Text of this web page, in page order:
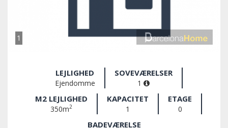
1
LEJLIGHED
Ejendomme
SOVEVÆRELSER
1
M2 LEJLIGHED
350m2
KAPACITET
1
ETAGE
0
BADEVÆRELSE